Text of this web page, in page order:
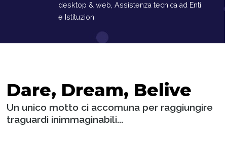
desktop & web, Assistenza tecnica ad Enti
e Istituzioni
Dare, Dream, Belive
Un unico motto ci accomuna per raggiungire
traguardi inimmaginabili...